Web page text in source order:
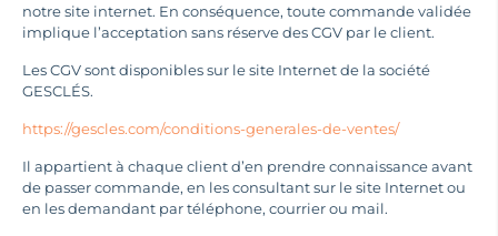
notre site internet. En conséquence, toute commande validée
implique l’acceptation sans réserve des CGV par le client.
Les CGV sont disponibles sur le site Internet de la société
GESCLÉS.
https://gescles.com/conditions-generales-de-ventes/
Il appartient à chaque client d’en prendre connaissance avant
de passer commande, en les consultant sur le site Internet ou
en les demandant par téléphone, courrier ou mail.